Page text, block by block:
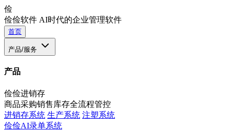
俭
俭俭软件 AI时代的企业管理软件
首页
产品/服务
产品
俭俭进销存
商品采购销售库存全流程管控
进销存系统 生产系统 注塑系统
俭俭AI录单系统